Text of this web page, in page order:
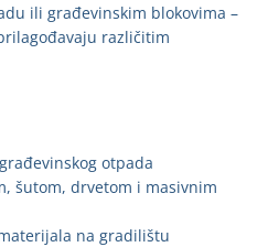
ili građevinskim blokovima –
različitim
otpada
šutom, drvetom i masivnim
na gradilištu